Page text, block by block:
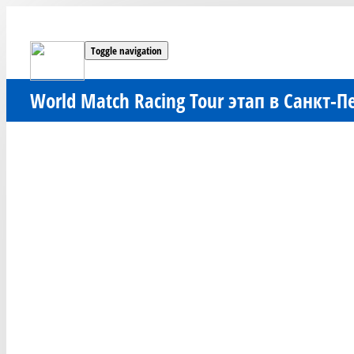
Toggle navigation
World Match Racing Tour этап в Санкт-